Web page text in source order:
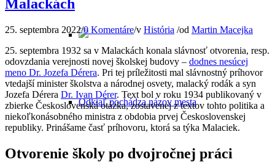
Odkiaľ pochádza názov mesta
Malackách
25. septembra 2022/0 Komentáre/v História /od Martin Macejka
25. septembra 1932 sa v Malackách konala slávnosť otvorenia, resp.
odovzdania verejnosti novej školskej budovy – dodnes nesúcej
meno Dr. Jozefa Dérera. Pri tej príležitosti mal slávnostný príhovor
vtedajší minister školstva a národnej osvety, malacký rodák a syn
Jozefa Dérera Dr. Ivan Dérer. Text bol v roku 1934 publikovaný v
zbierke Československá otázka, zostavenej z textov tohto politika a
niekoľkonásobného ministra z obdobia prvej Československej
republiky. Prinášame časť príhovoru, ktorá sa týka Malaciek.
Otvorenie školy po dvojročnej práci